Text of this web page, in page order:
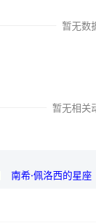
暂无数
暂无相关
南希·佩洛西的星座